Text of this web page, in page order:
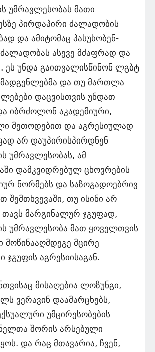
უმრავლესობას მათი
პირდაპირი ძალადობის
და ამიტომაც პასუხობენ-
ასევე მძაფრად და
ეს უნდა გაითვალისწინონ ლგბტ
და თუ მართლა
დაცვისთვის უნდათ
იბრძოლონ აკადემიური,
მეთოდებით და აგრესიულად
არ დაუპირისპირდნენ
უმრავლესობას, ამ
დამკვიდრებულ ცხოვრების
ნორმებს და საზოგადოებრივ
შემთხვევაში, თუ ისინი არ
თავს მარგინალურ ჯგუფად,
უმრავლესობა მათ ყოველთვის
მოწინააღმდეგე მცირე
ჯგუფის აგრესიისაგან.
მისაღებია ლოზუნგი,
ვერავინ დაამარცხებს,
უმცირესობების
შორის არსებული
და რაც მთავარია, ჩვენ,